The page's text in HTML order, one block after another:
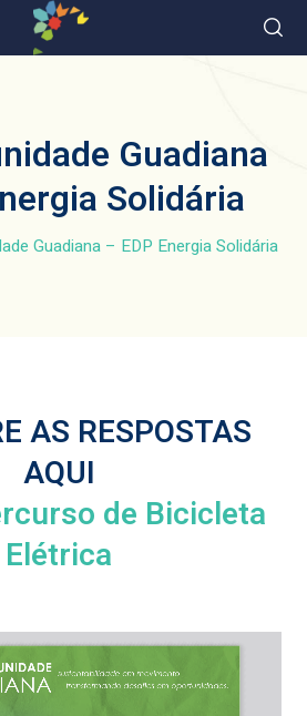
Guadiana
Solidária
Guadiana – EDP Energia Solidária
AS RESPOSTAS
AQUI
de Bicicleta
Elétrica